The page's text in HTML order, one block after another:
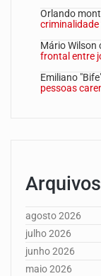
Orlando
criminalidade
Mário Wilson
frontal entre
Emiliano
pessoas
Arquivos
agosto 2026
julho 2026
junho 2026
maio 2026